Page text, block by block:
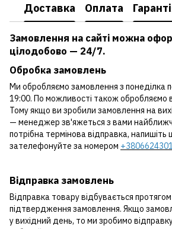
Доставка Оплата
Замовлення на сайті можна
цілодобово — 24/7.
Обробка замовлень
Ми обробляємо замовлення з понеділка
19:00. По можливості також обробляємо
Тому якщо ви зробили замовлення на
— менеджер зв'яжеться з вами
потрібна термінова відправка, напишіть
зателефонуйте за номером
Відправка замовлень
Відправка товару відбувається
підтвердження замовлення. Якщо
у вихідний день, то ми зробимо